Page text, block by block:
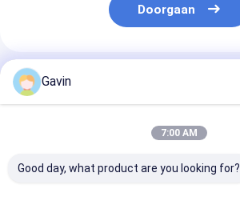
Doorgaan
Geadviseerde Producten
Gavin
7:00 AM
Good day, what product are you looking for?